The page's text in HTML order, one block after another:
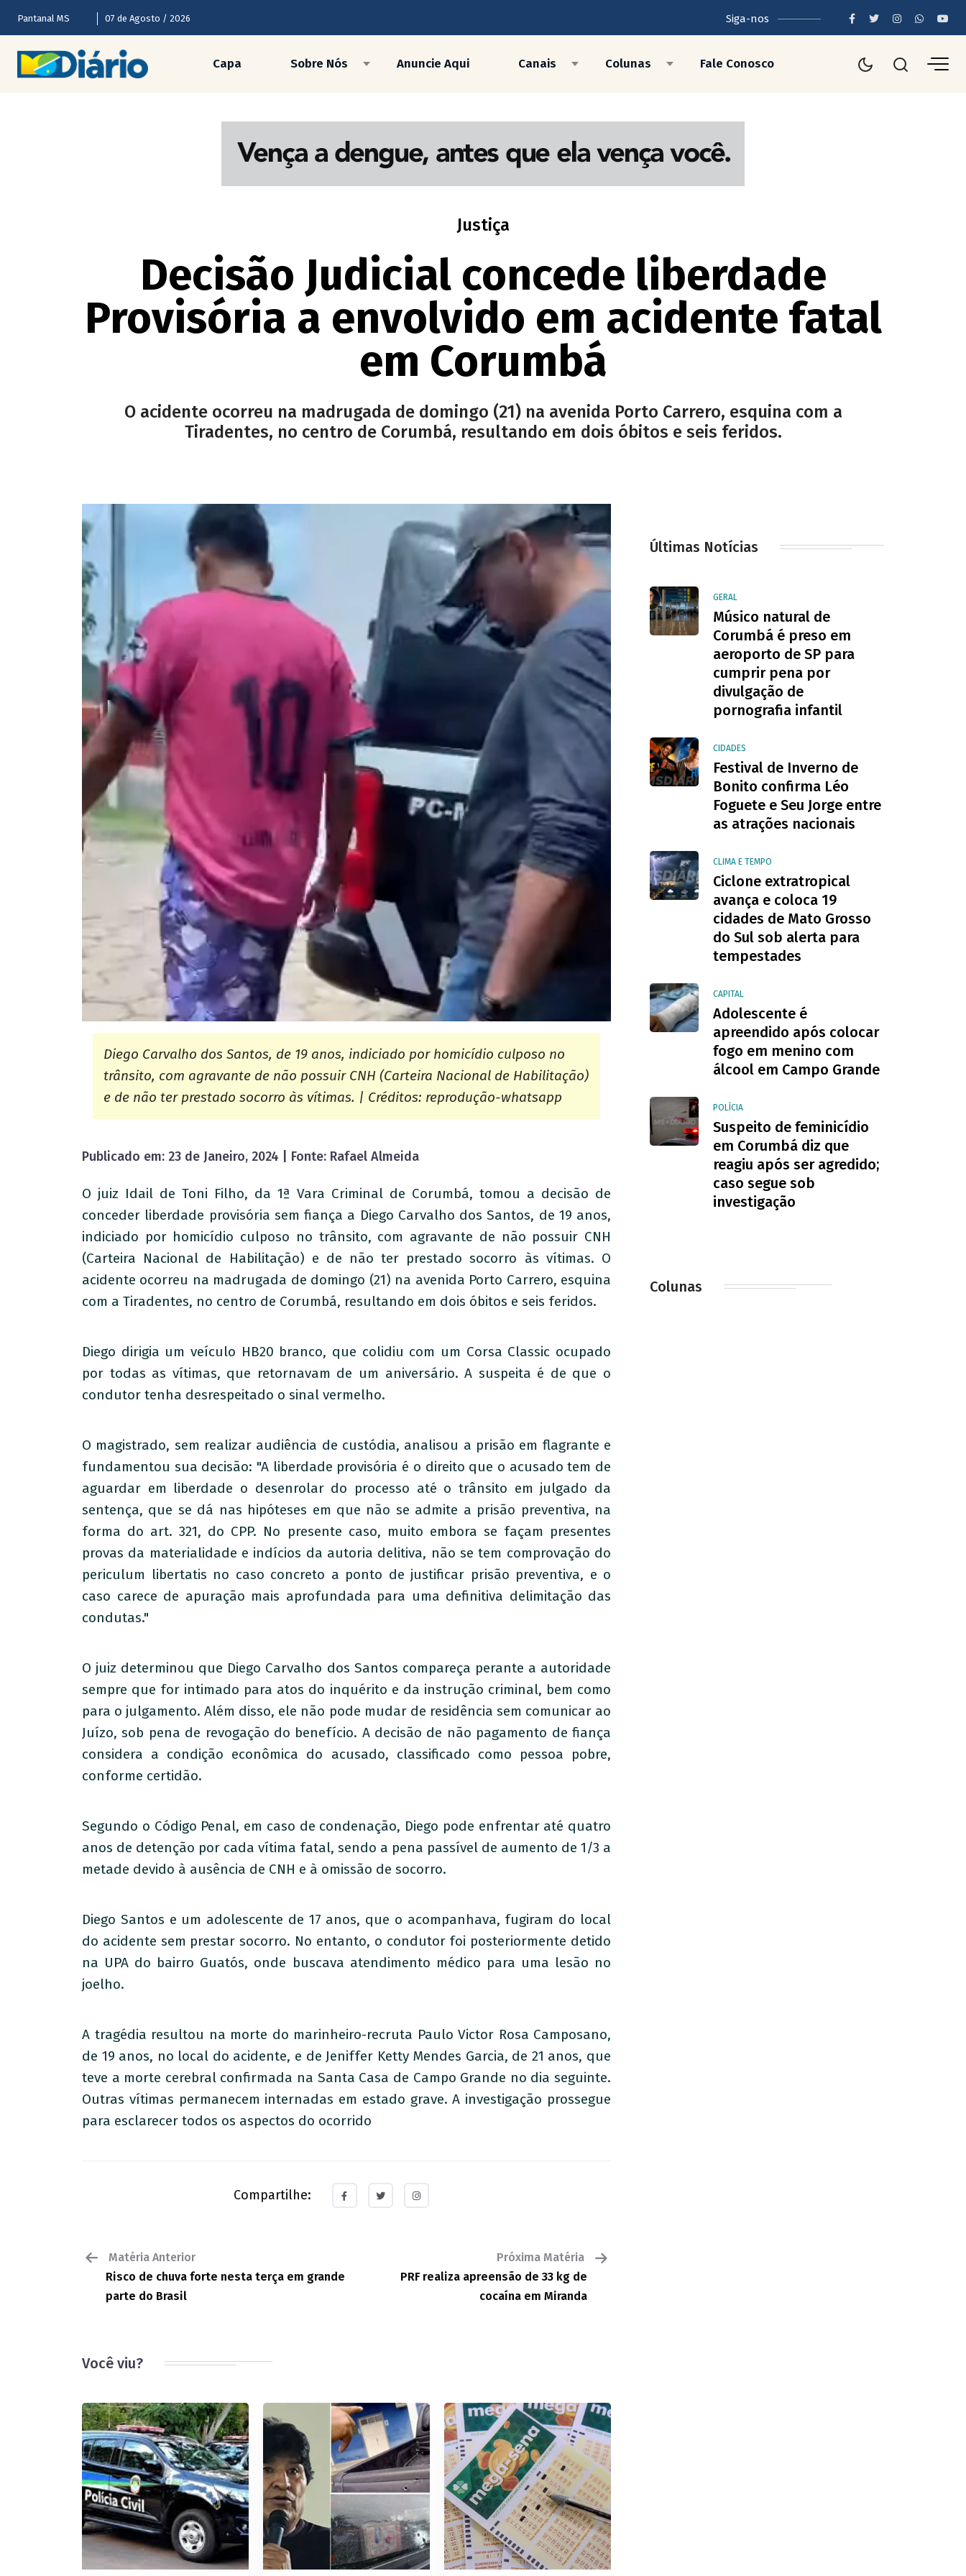
Pantanal MS 07 de Agosto / 2026 Siga-nos
Capa Sobre Nós Anuncie Aqui Canais Colunas Fale Conosco
Justiça
Decisão Judicial concede liberdade
Provisória a envolvido em acidente fatal
em Corumbá
O acidente ocorreu na madrugada de domingo (21) na avenida Porto Carrero, esquina com a
Tiradentes, no centro de Corumbá, resultando em dois óbitos e seis feridos.
Diego Carvalho dos Santos, de 19 anos, indiciado por homicídio culposo no
trânsito, com agravante de não possuir CNH (Carteira Nacional de Habilitação)
e de não ter prestado socorro às vítimas. | Créditos: reprodução-whatsapp
Publicado em: 23 de Janeiro, 2024 | Fonte: Rafael Almeida
O juiz Idail de Toni Filho, da 1ª Vara Criminal de Corumbá, tomou a decisão de
conceder liberdade provisória sem fiança a Diego Carvalho dos Santos, de 19 anos,
indiciado por homicídio culposo no trânsito, com agravante de não possuir CNH
(Carteira Nacional de Habilitação) e de não ter prestado socorro às vítimas. O
acidente ocorreu na madrugada de domingo (21) na avenida Porto Carrero, esquina
com a Tiradentes, no centro de Corumbá, resultando em dois óbitos e seis feridos.
Diego dirigia um veículo HB20 branco, que colidiu com um Corsa Classic ocupado
por todas as vítimas, que retornavam de um aniversário. A suspeita é de que o
condutor tenha desrespeitado o sinal vermelho.
O magistrado, sem realizar audiência de custódia, analisou a prisão em flagrante e
fundamentou sua decisão: "A liberdade provisória é o direito que o acusado tem de
aguardar em liberdade o desenrolar do processo até o trânsito em julgado da
sentença, que se dá nas hipóteses em que não se admite a prisão preventiva, na
forma do art. 321, do CPP. No presente caso, muito embora se façam presentes
provas da materialidade e indícios da autoria delitiva, não se tem comprovação do
periculum libertatis no caso concreto a ponto de justificar prisão preventiva, e o
caso carece de apuração mais aprofundada para uma definitiva delimitação das
condutas."
O juiz determinou que Diego Carvalho dos Santos compareça perante a autoridade
sempre que for intimado para atos do inquérito e da instrução criminal, bem como
para o julgamento. Além disso, ele não pode mudar de residência sem comunicar ao
Juízo, sob pena de revogação do benefício. A decisão de não pagamento de fiança
considera a condição econômica do acusado, classificado como pessoa pobre,
conforme certidão.
Segundo o Código Penal, em caso de condenação, Diego pode enfrentar até quatro
anos de detenção por cada vítima fatal, sendo a pena passível de aumento de 1/3 a
metade devido à ausência de CNH e à omissão de socorro.
Diego Santos e um adolescente de 17 anos, que o acompanhava, fugiram do local
do acidente sem prestar socorro. No entanto, o condutor foi posteriormente detido
na UPA do bairro Guatós, onde buscava atendimento médico para uma lesão no
joelho.
A tragédia resultou na morte do marinheiro-recruta Paulo Victor Rosa Camposano,
de 19 anos, no local do acidente, e de Jeniffer Ketty Mendes Garcia, de 21 anos, que
teve a morte cerebral confirmada na Santa Casa de Campo Grande no dia seguinte.
Outras vítimas permanecem internadas em estado grave. A investigação prossegue
para esclarecer todos os aspectos do ocorrido
Compartilhe:
Matéria Anterior
Risco de chuva forte nesta terça em grande
parte do Brasil
Próxima Matéria
PRF realiza apreensão de 33 kg de
cocaína em Miranda
Você viu?
Últimas Notícias
GERAL
Músico natural de
Corumbá é preso em
aeroporto de SP para
cumprir pena por
divulgação de
pornografia infantil
CIDADES
Festival de Inverno de
Bonito confirma Léo
Foguete e Seu Jorge entre
as atrações nacionais
CLIMA E TEMPO
Ciclone extratropical
avança e coloca 19
cidades de Mato Grosso
do Sul sob alerta para
tempestades
CAPITAL
Adolescente é
apreendido após colocar
fogo em menino com
álcool em Campo Grande
POLÍCIA
Suspeito de feminicídio
em Corumbá diz que
reagiu após ser agredido;
caso segue sob
investigação
Colunas